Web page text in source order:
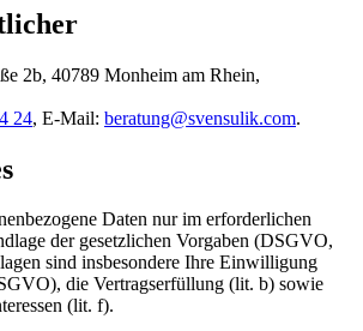
2b, 40789 Monheim am Rhein,
24, E-Mail: beratung@svensulik.com.
Daten nur im erforderlichen
der gesetzlichen Vorgaben (DSGVO,
sind insbesondere Ihre Einwilligung
die Vertragserfüllung (lit. b) sowie
(lit. f).